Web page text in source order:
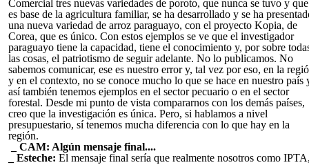
Comercial tres nuevas variedades de poroto, que nunca se tuvo y que
es base de la agricultura familiar, se ha desarrollado y se ha
una nueva variedad de arroz paraguayo, con el proyecto Kopia, de
Corea, que es único. Con estos ejemplos se ve que el investigador
paraguayo tiene la capacidad, tiene el conocimiento y, por sobre
las cosas, el patriotismo de seguir adelante. No lo publicamos. No
sabemos comunicar, ese es nuestro error y, tal vez por eso, en la
y en el contexto, no se conoce mucho lo que se hace en nuestro país
así también tenemos ejemplos en el sector pecuario o en el sector
forestal. Desde mi punto de vista compararnos con los demás países,
creo que la investigación es única. Pero, si hablamos a nivel
presupuestario, sí tenemos mucha diferencia con lo que hay en la
región.
_ CAM: Algún mensaje final....
_ Esteche: El mensaje final sería que realmente nosotros como